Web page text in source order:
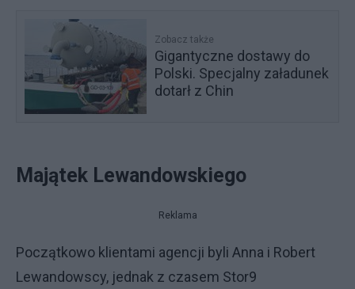
Zobacz także
Gigantyczne dostawy do
Polski. Specjalny załadunek
dotarł z Chin
Majątek Lewandowskiego
Reklama
Początkowo klientami agencji byli Anna i Robert
Lewandowscy, jednak z czasem Stor9